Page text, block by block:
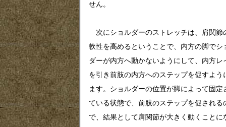
せん。
次にショルダーのストレッチは、肩関節
軟性を高めるということで、内方の脚でシ
ダーが内方へ動かないようにして、内方レ
を引き前肢の内方へのステップを促すよう
ます。ショルダーの位置が脚によって固定
ている状態で、前肢のステップを促される
で、結果として肩関節が大きく動くことに